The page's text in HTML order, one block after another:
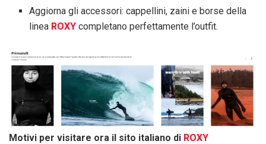
Aggiorna gli accessori: cappellini, zaini e borse della
linea ROXY completano perfettamente l’outfit.
Motivi per visitare ora il sito italiano di ROXY